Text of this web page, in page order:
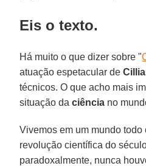
Eis o texto.
Há muito o que dizer sobre "
atuação espetacular de
técnicos. O que acho mais
situação daciência no
Vivemos em um mundo todo
revolução científica do
paradoxalmente, nunca